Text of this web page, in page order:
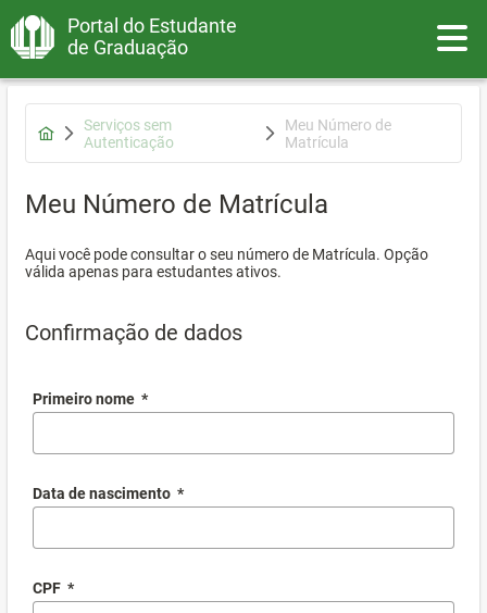
Portal do Estudante
de Graduação
Serviços sem
Autenticação
Meu Número de
Matrícula
Meu Número de Matrícula
Aqui você pode consultar o seu número de Matrícula. Opção
válida apenas para estudantes ativos.
Confirmação de dados
Primeiro nome *
Data de nascimento *
CPF *